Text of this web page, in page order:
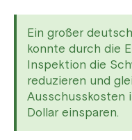
Ein großer
konnte durch die
Inspektion die
reduzieren und
Ausschusskosten
Dollar einsparen.